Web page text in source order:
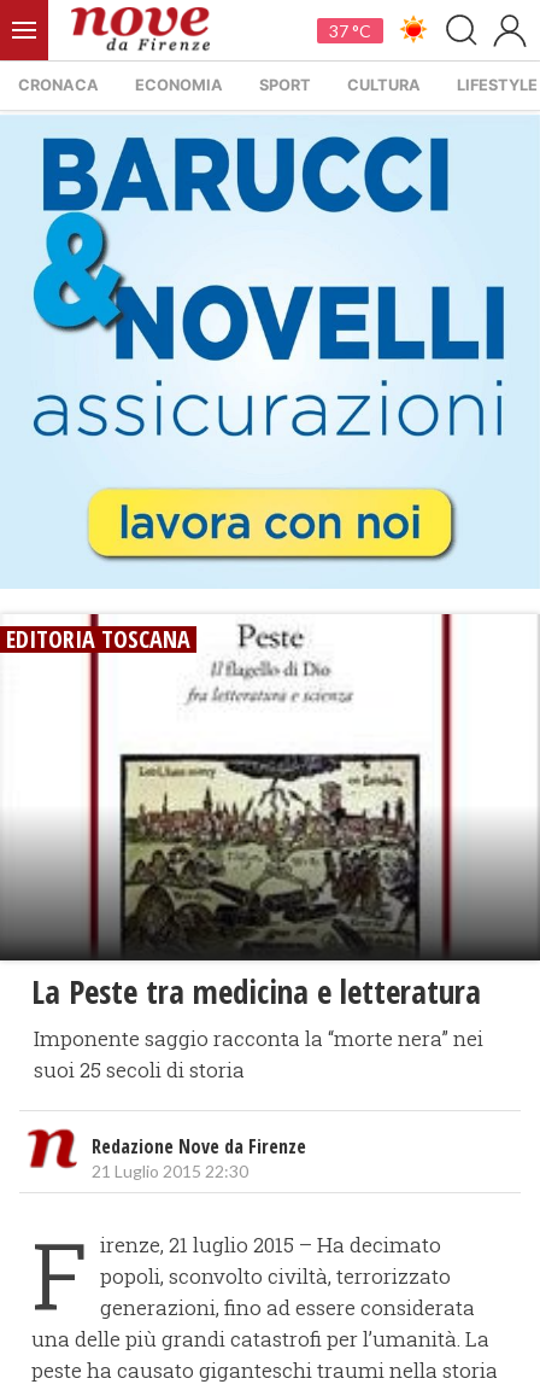
37 °C
CRONACA ECONOMIA SPORT CULTURA LIFESTYLE
EDITORIA TOSCANA
La Peste tra medicina e letteratura
Imponente saggio racconta la “morte nera” nei
suoi 25 secoli di storia
Redazione Nove da Firenze
21 Luglio 2015 22:30
F irenze, 21 luglio 2015 – Ha decimato
popoli, sconvolto civiltà, terrorizzato
generazioni, fino ad essere considerata
una delle più grandi catastrofi per l’umanità. La
peste ha causato giganteschi traumi nella storia